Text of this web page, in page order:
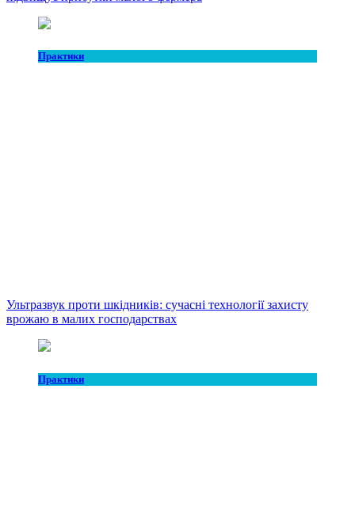
Практики
Ультразвук проти шкідників: сучасні технології захисту
врожаю в малих господарствах
Практики